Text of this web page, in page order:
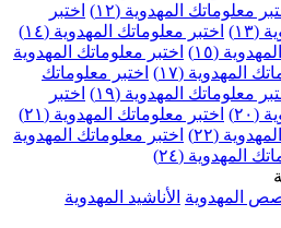
معلوماتك المهدوية (١٢)
اختبر
(١٣)
اختبر معلوماتك المهدوية (١٤)
(١٥)
اختبر معلوماتك المهدوية
المهدوية (١٧)
اختبر معلوماتك
معلوماتك المهدوية (١٩)
اختبر
(٢٠)
اختبر معلوماتك المهدوية (٢١)
(٢٢)
اختبر معلوماتك المهدوية
المهدوية (٢٤)
المهدوية الأناشيد المهدوية